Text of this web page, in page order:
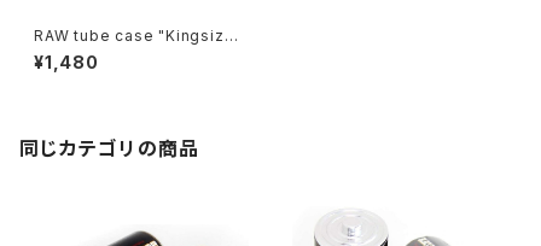
RAW tube case "Kingsize
Slim"-ロウペーパー アルミニウ
ムメタル ドゥーブチューブ"キン
¥1,480
同じカテゴリの商品